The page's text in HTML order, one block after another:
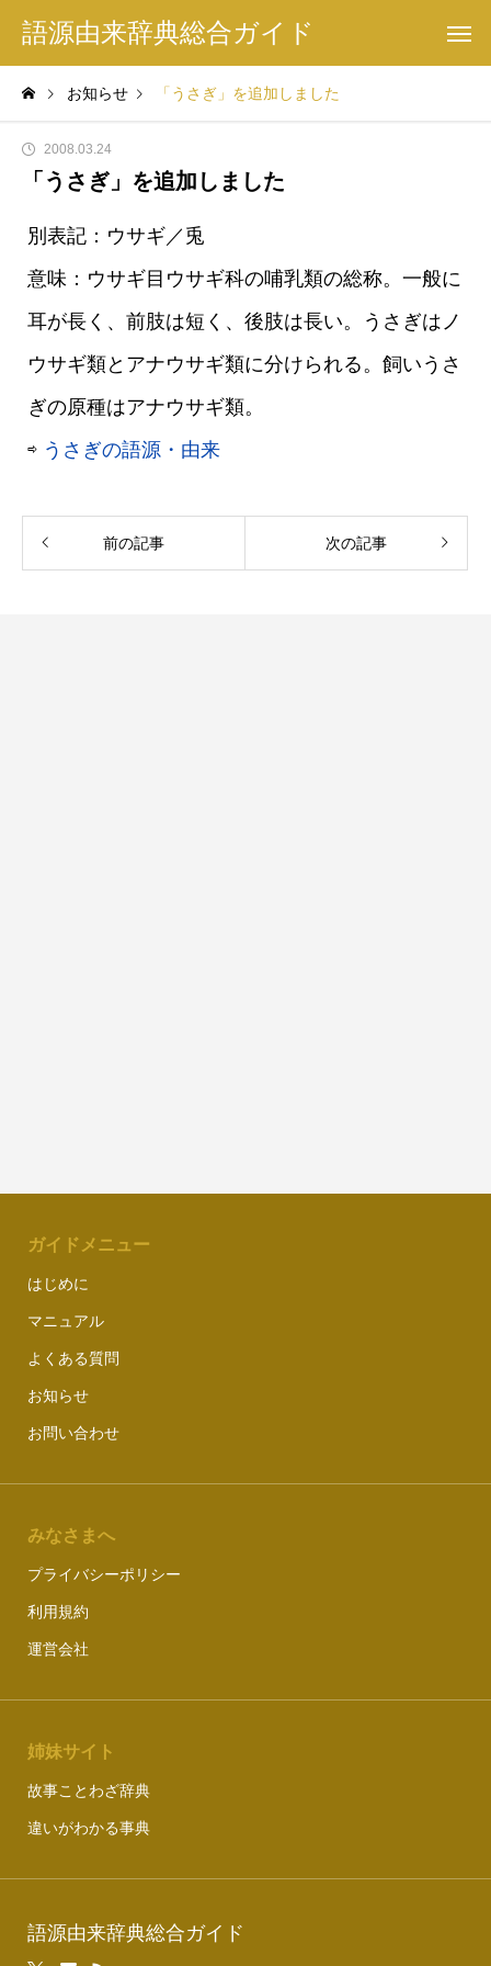
語源由来辞典総合ガイド
お知らせ 「うさぎ」を追加しました
2008.03.24
「うさぎ」を追加しました
別表記：ウサギ／兎
意味：ウサギ目ウサギ科の哺乳類の総称。一般に
耳が長く、前肢は短く、後肢は長い。うさぎはノ
ウサギ類とアナウサギ類に分けられる。飼いうさ
ぎの原種はアナウサギ類。
⇨ うさぎの語源・由来
前の記事 次の記事
ガイドメニュー
はじめに
マニュアル
よくある質問
お知らせ
お問い合わせ
みなさまへ
プライバシーポリシー
利用規約
運営会社
姉妹サイト
故事ことわざ辞典
違いがわかる事典
語源由来辞典総合ガイド